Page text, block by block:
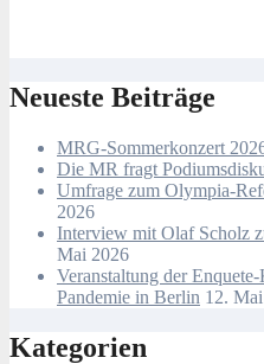
Neueste Beiträge
MRG-Sommerkonzert
Die MR fragt
Umfrage zum Olympia-
2026
Interview mit Olaf Scholz
Mai 2026
Veranstaltung der
Pandemie in Berlin 12.
Kategorien